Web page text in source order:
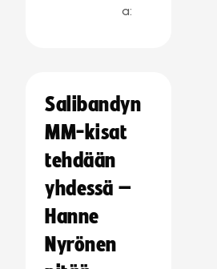
a:
Salibandyn
MM-kisat
tehdään
yhdessä –
Hanne
Nyrönen